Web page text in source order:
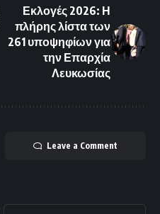
Εκλογές 2026: Η
πλήρης λίστα των
261 υποψηφίων για
την Επαρχία
Λευκωσίας
Leave a Comment